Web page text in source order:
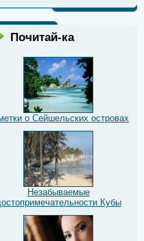
Почитай-ка
о Сейшельских островах
Незабываемые
Кубы